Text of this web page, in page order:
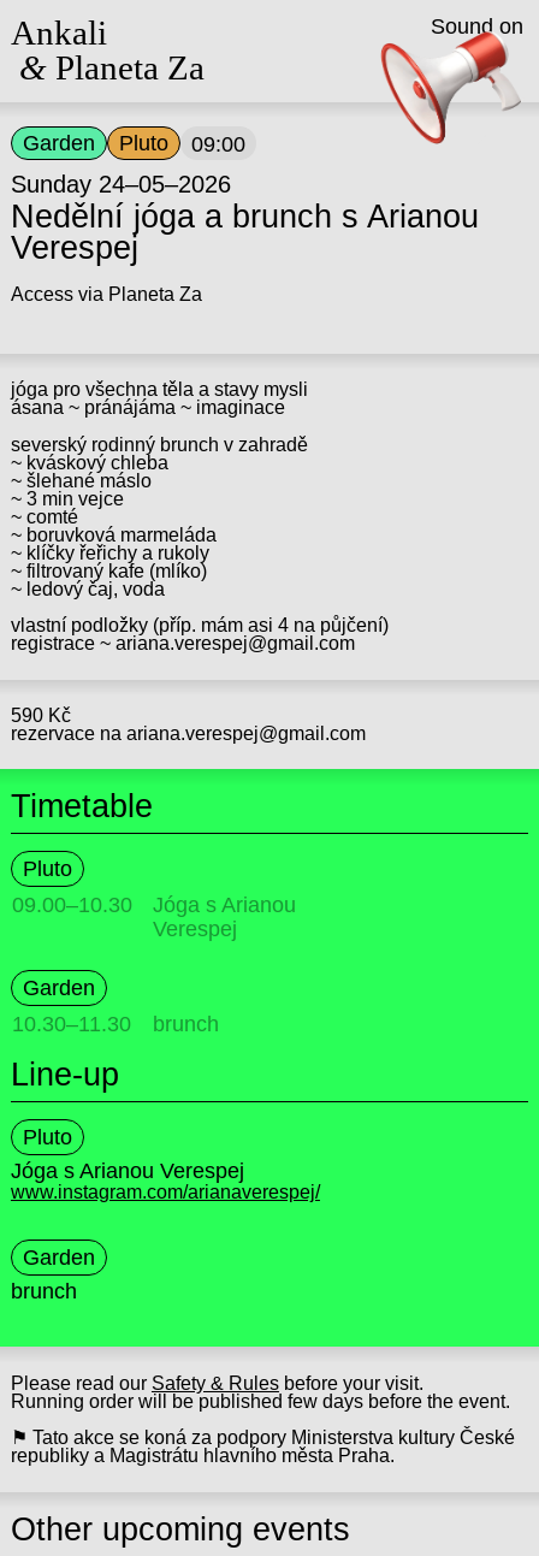
Ankali
&Planeta Za
Garden Pluto 09:00
Sunday 24–05–2026
Nedělní jóga a brunch s Arianou
Verespej
Access via Planeta Za
jóga pro všechna těla a stavy mysli
ásana ~ pránájáma ~ imaginace
severský rodinný brunch v zahradě
~ kváskový chleba
~ šlehané máslo
~ 3 min vejce
~ comté
~ boruvková marmeláda
~ klíčky řeřichy a rukoly
~ filtrovaný kafe (mlíko)
~ ledový čaj, voda
vlastní podložky (příp. mám asi 4 na půjčení)
registrace ~ ariana.verespej@gmail.com
590 Kč
rezervace na ariana.verespej@gmail.com
Timetable
Pluto
09.00–10.30
Jóga s Arianou
Verespej
Garden
10.30–11.30 brunch
Line-up
Pluto
Jóga s Arianou Verespej
www.instagram.com/arianaverespej/
Garden
brunch
Please read our Safety & Rulesbefore your visit.
Running order will be published few days before the event.
⚑ Tato akce se koná za podpory Ministerstva kultury České
republiky a Magistrátu hlavního města Praha.
Other upcoming events
Sound on